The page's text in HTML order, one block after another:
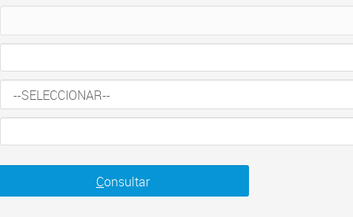
Consultar